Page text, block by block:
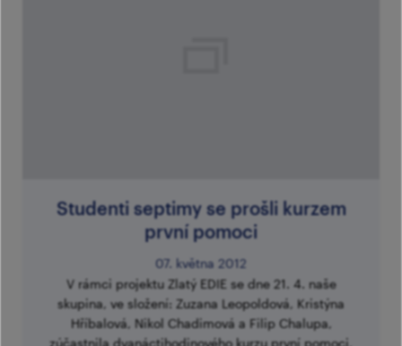
Studenti septimy se prošli kurzem
první pomoci
07. května 2012
V rámci projektu Zlatý EDIE se dne 21. 4. naše
skupina, ve složení: Zuzana Leopoldová, Kristýna
Hříbalová, Nikol Chadimová a Filip Chalupa,
zúčastnila dvanáctihodinového kurzu první pomoci,